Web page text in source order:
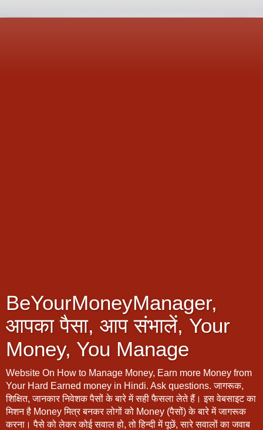
BeYourMoneyManager,
आपका पैसा, आप संभालें, Your
Money, You Manage
Website On How to Manage Money, Earn more Money from
Your Hard Earned money in Hindi. Ask questions. जागरूक,
शिक्षित, जानकार निवेशक पैसों के बारे में सही फैसला लेते हैं। इस वेबसाइट का
मिशन है Money मित्र बनकर लोगों को Money (पैसों) के बारे में जागरूक
करना। पैसे को लेकर कोई सवाल हो, तो हिन्दी में पूछें, सारे सवालों का जवाब